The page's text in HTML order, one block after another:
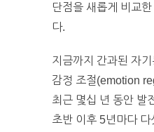
단점을 새롭게 비교
다.
지금까지 간과된 자
감정 조절(emotion
최근 몇십 년 동안 발
초반 이후 5년마다